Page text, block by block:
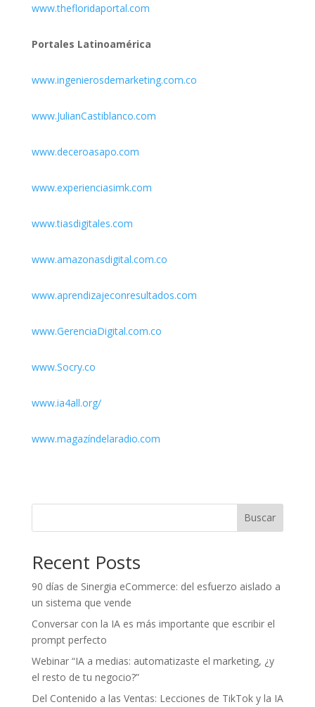
www.thefloridaportal.com
Portales Latinoamérica
www.ingenierosdemarketing.com.co
www.JulianCastiblanco.com
www.deceroasapo.com
www.experienciasimk.com
www.tiasdigitales.com
www.amazonasdigital.com.co
www.aprendizajeconresultados.com
www.GerenciaDigital.com.co
www.Socry.co
www.ia4all.org/
www.magazíndelaradio.com
Buscar
Recent Posts
90 días de Sinergia eCommerce: del esfuerzo aislado a
un sistema que vende
Conversar con la IA es más importante que escribir el
prompt perfecto
Webinar “IA a medias: automatizaste el marketing, ¿y
el resto de tu negocio?”
Del Contenido a las Ventas: Lecciones de TikTok y la IA